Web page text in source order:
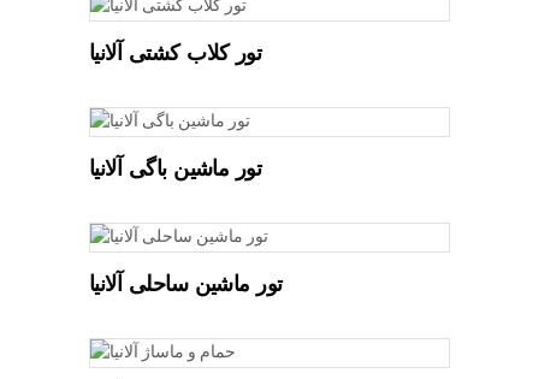
ویژه
تور کلاب کشتی آلانیا
تور ماشین باگی آلانیا
تور ماشین ساحلی آلانیا